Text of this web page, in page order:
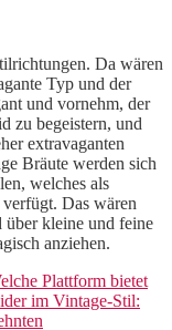
Da wären
Typ und der
und vornehm, der
zu begeistern, und
extravaganten
Bräute werden sich
welches als
Das wären
kleine und feine
anziehen.
Plattform bietet
im Vintage-Stil: